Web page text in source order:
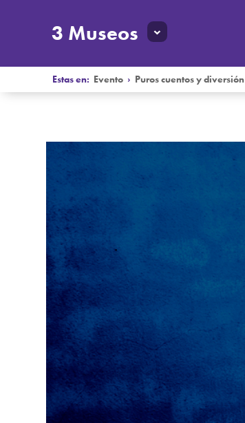
3 Museos
Estas en: Evento › Puros cuentos y diversión